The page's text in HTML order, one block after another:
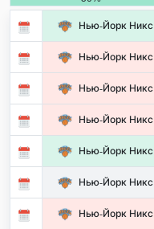
Нью-Йорк Никс
Нью-Йорк Никс
Нью-Йорк Никс
Нью-Йорк Никс
Нью-Йорк Никс
Нью-Йорк Никс
Нью-Йорк Никс